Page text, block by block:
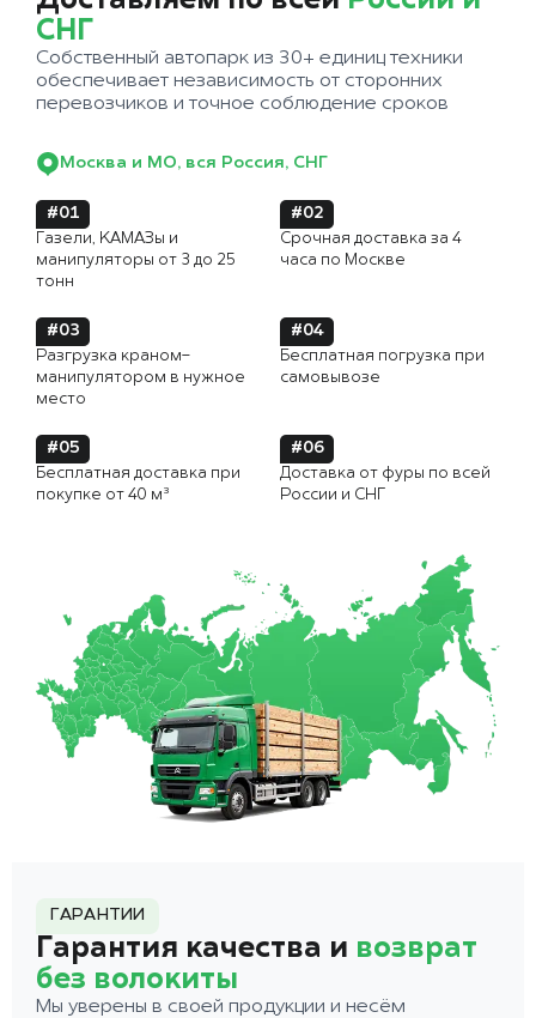
СНГ
Собственный автопарк из 30+ единиц техники
обеспечивает независимость от сторонних
перевозчиков и точное соблюдение сроков
Москва и МО, вся Россия, СНГ
#01
Газели, КАМАЗы и
манипуляторы от 3 до 25
тонн
#02
Срочная доставка за 4
часа по Москве
#03
Разгрузка краном-
манипулятором в нужное
место
#04
Бесплатная погрузка при
самовывозе
#05
Бесплатная доставка при
покупке от 40 м³
#06
Доставка от фуры по всей
России и СНГ
ГАРАНТИИ
Гарантия качества и возврат
без волокиты
Мы уверены в своей продукции и несём